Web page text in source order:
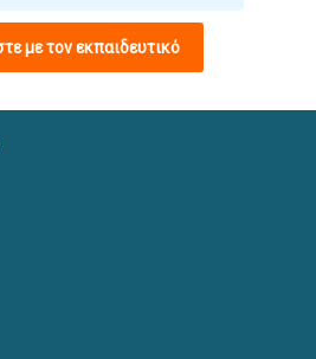
με τον εκπαιδευτικό